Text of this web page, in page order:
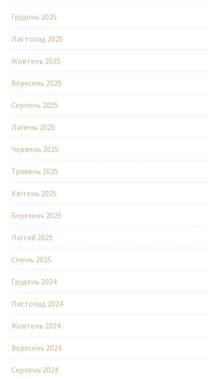
Грудень 2025
Листопад 2025
Жовтень 2025
Вересень 2025
Серпень 2025
Липень 2025
Червень 2025
Травень 2025
Квітень 2025
Березень 2025
Лютий 2025
Січень 2025
Грудень 2024
Листопад 2024
Жовтень 2024
Вересень 2024
Серпень 2024